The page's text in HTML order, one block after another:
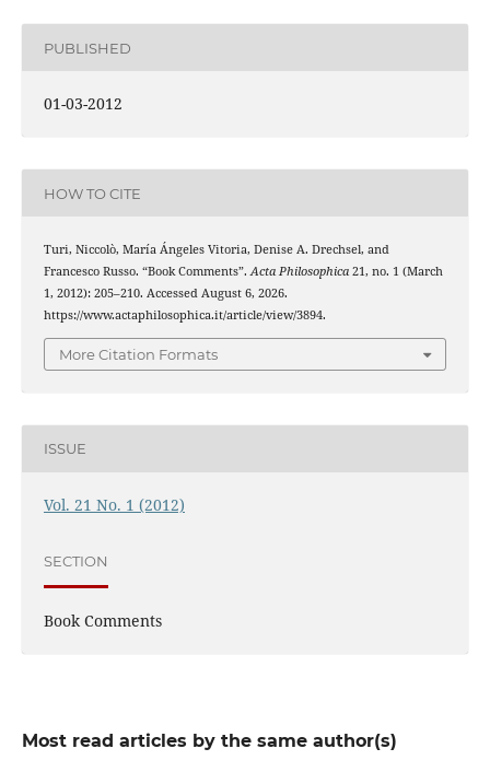
PUBLISHED
01-03-2012
HOW TO CITE
Turi, Niccolò, María Ángeles Vitoria, Denise A. Drechsel, and
Francesco Russo. “Book Comments”.Acta Philosophica21, no. 1 (March
1, 2012): 205–210. Accessed August 6, 2026.
https://www.actaphilosophica.it/article/view/3894.
More Citation Formats
ISSUE
Vol. 21 No. 1 (2012)
SECTION
Book Comments
Most read articles by the same author(s)